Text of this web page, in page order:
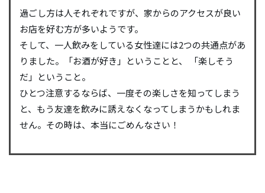
過ごし方は人それぞれですが、家からのアクセスが良い
お店を好む方が多いようです。
そして、一人飲みをしている女性達には2つの共通点があ
りました。「お酒が好き」ということと、 「楽しそう
だ」ということ。
ひとつ注意するならば、一度その楽しさを知ってしまう
と、もう友達を飲みに誘えなくなってしまうかもしれま
せん。その時は、本当にごめんなさい！